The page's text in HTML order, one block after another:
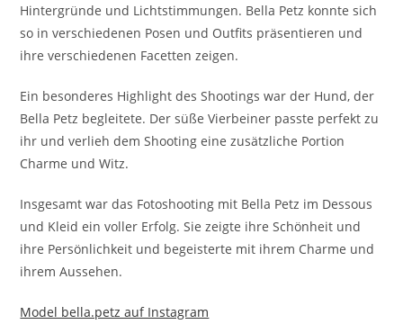
Hintergründe und Lichtstimmungen. Bella Petz konnte sich
so in verschiedenen Posen und Outfits präsentieren und
ihre verschiedenen Facetten zeigen.
Ein besonderes Highlight des Shootings war der Hund, der
Bella Petz begleitete. Der süße Vierbeiner passte perfekt zu
ihr und verlieh dem Shooting eine zusätzliche Portion
Charme und Witz.
Insgesamt war das Fotoshooting mit Bella Petz im Dessous
und Kleid ein voller Erfolg. Sie zeigte ihre Schönheit und
ihre Persönlichkeit und begeisterte mit ihrem Charme und
ihrem Aussehen.
Model bella.petz auf Instagram